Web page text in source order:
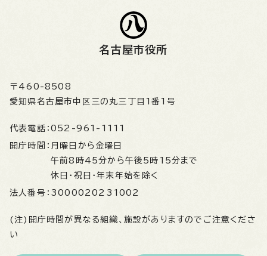
名古屋市役所
〒460-8508
愛知県名古屋市中区三の丸三丁目1番1号
代表電話： 052-961-1111
開庁時間： 月曜日から金曜日
午前8時45分から午後5時15分まで
休日・祝日・年末年始を除く
法人番号： 3000020231002
(注)開庁時間が異なる組織、施設がありますのでご注意くださ
い